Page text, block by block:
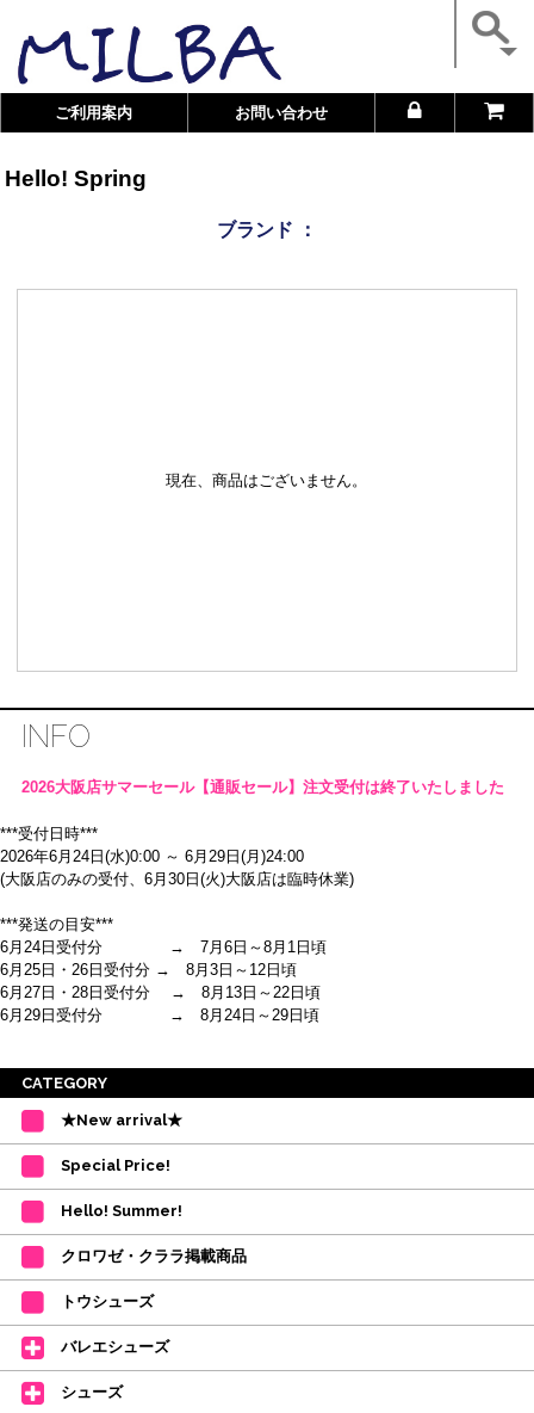
ご利用案内 お問い合わせ
Hello! Spring
ブランド ：
現在、商品はございません。
INFO
2026大阪店サマーセール【通販セール】注文受付は終了いたしました
***受付日時***
2026年6月24日(水)0:00 ～ 6月29日(月)24:00
(大阪店のみの受付、6月30日(火)大阪店は臨時休業)
***発送の目安***
6月24日受付分 → 7月6日～8月1日頃
6月25日・26日受付分 → 8月3日～12日頃
6月27日・28日受付分 → 8月13日～22日頃
6月29日受付分 → 8月24日～29日頃
※ご注意
間を目安として下さい。
・在庫の確保は発送の直前に行います。カートに入れて注文完了となって
ご注文商品が在庫切れの場合は、上記お目安の頃にご連絡させていただき
カード決済をされたお客様は決済金額の変更をさせていただきます。
【ミルバ×たけいみき】オリジナルタオルが新登場!
レッスンのお供にはもちろん、毎日の持ち歩きやギフトにもぴったりのミル
バオリジナルタオルです。
たけいみきさんが描く「夢かわいい」バレエイラストが、そのままタオルに
なりました。
CATEGORY
★New arrival★
Special Price!
Hello! Summer!
クロワゼ・クララ掲載商品
トウシューズ
バレエシューズ
シューズ